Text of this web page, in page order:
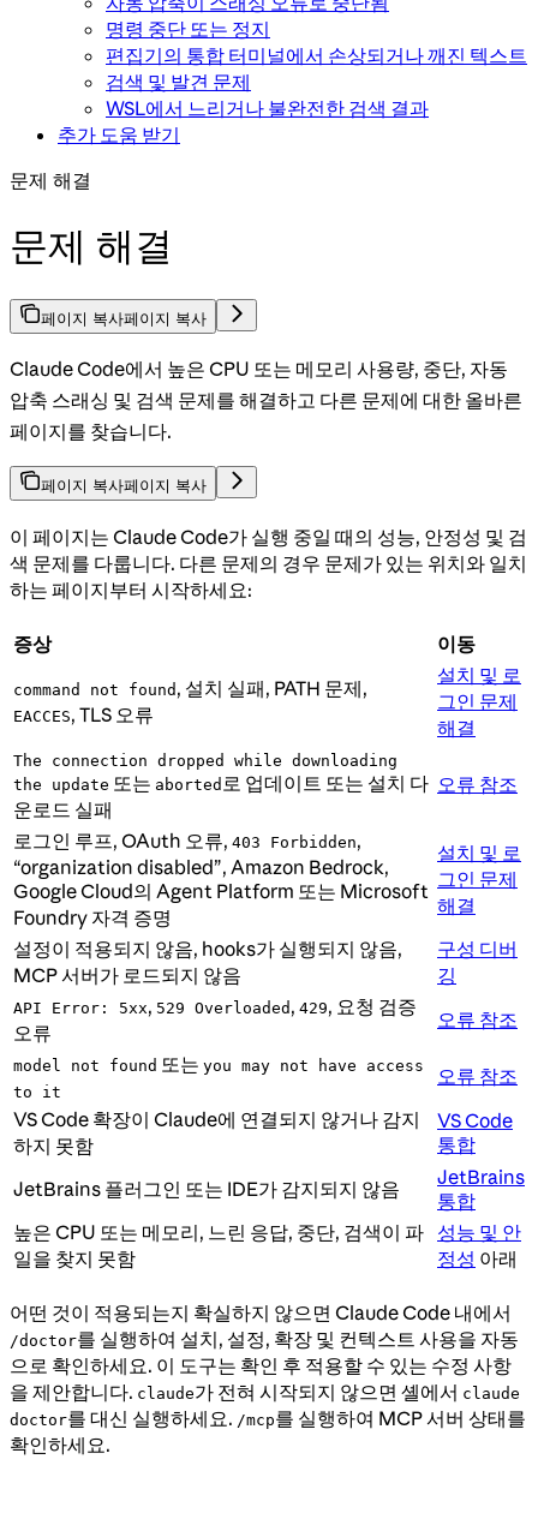
명령 중단 또는 정지
편집기의 통합 터미널에서 손상되거나 깨진 텍스트
검색 및 발견 문제
WSL에서 느리거나 불완전한 검색 결과
추가 도움 받기
문제 해결
문제 해결
페이지 복사페이지 복사
Claude Code에서 높은 CPU 또는 메모리 사용량, 중단, 자동
압축 스래싱 및 검색 문제를 해결하고 다른 문제에 대한 올바른
페이지를 찾습니다.
페이지 복사페이지 복사
이 페이지는 Claude Code가 실행 중일 때의 성능, 안정성 및 검
색 문제를 다룹니다. 다른 문제의 경우 문제가 있는 위치와 일치
하는 페이지부터 시작하세요:
증상 이동
command not found , 설치 실패, PATH 문제,
EACCES, TLS 오류
설치 및 로
그인 문제
해결
The connection dropped while downloading
the update 또는 aborted 로 업데이트 또는 설치 다
운로드 실패
오류 참조
로그인 루프, OAuth 오류, 403 Forbidden,
“organization disabled”, Amazon Bedrock,
Google Cloud의 Agent Platform 또는 Microsoft
Foundry 자격 증명
설치 및 로
그인 문제
해결
설정이 적용되지 않음, hooks가 실행되지 않음,
MCP 서버가 로드되지 않음
구성 디버
깅
API Error: 5xx, 529 Overloaded , 429, 요청 검증
오류
오류 참조
model not found 또는 you may not have access
to it
오류 참조
VS Code 확장이 Claude에 연결되지 않거나 감지
하지 못함
VS Code
통합
JetBrains 플러그인 또는 IDE가 감지되지 않음
JetBrains
통합
높은 CPU 또는 메모리, 느린 응답, 중단, 검색이 파
일을 찾지 못함
성능 및 안
정성 아래
어떤 것이 적용되는지 확실하지 않으면 Claude Code 내에서
/doctor를 실행하여 설치, 설정, 확장 및 컨텍스트 사용을 자동
으로 확인하세요. 이 도구는 확인 후 적용할 수 있는 수정 사항
을 제안합니다. claude가 전혀 시작되지 않으면 셸에서 claude
doctor를 대신 실행하세요. /mcp를 실행하여 MCP 서버 상태를
확인하세요.